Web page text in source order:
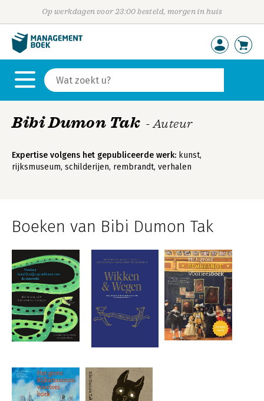
Op werkdagen voor 23:00 besteld, morgen in huis
Bibi Dumon Tak - Auteur
Expertise volgens het gepubliceerde werk: kunst,
rijksmuseum, schilderijen, rembrandt, verhalen
Boeken van Bibi Dumon Tak